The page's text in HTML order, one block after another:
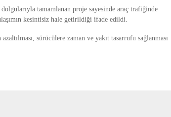
tamamlanan proje sayesinde araç trafiğinde
kesintisiz hale getirildiği ifade edildi.
sürücülere zaman ve yakıt tasarrufu sağlanması